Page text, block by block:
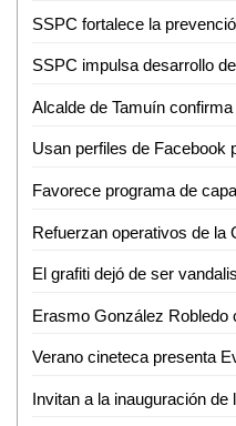
Usan perfiles de Facebook
Favorece programa de